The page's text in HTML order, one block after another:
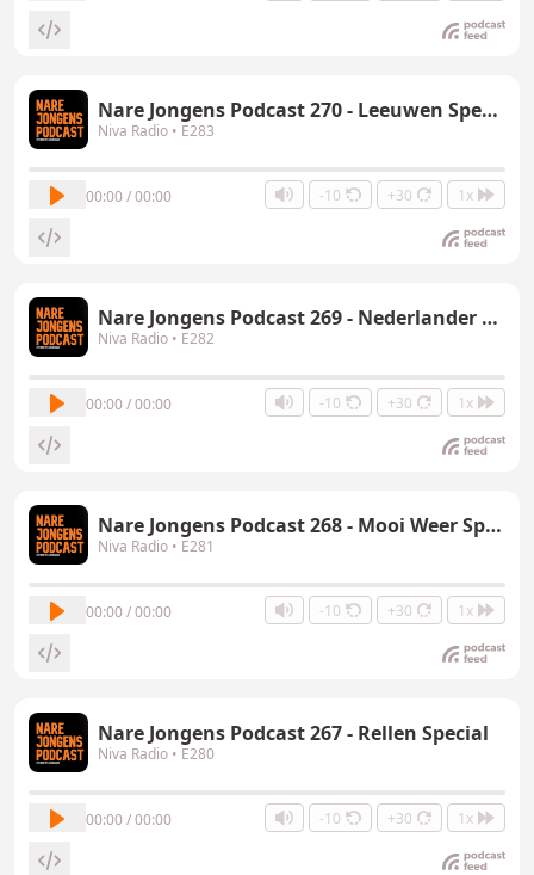
Nare Jongens Podcast 270 - Leeuwen Special
Niva Radio • E283
00:00 / 00:00 -10 +30 1x
Nare Jongens Podcast 269 - Nederlander Special
Niva Radio • E282
00:00 / 00:00 -10 +30 1x
Nare Jongens Podcast 268 - Mooi Weer Special
Niva Radio • E281
00:00 / 00:00 -10 +30 1x
Nare Jongens Podcast 267 - Rellen Special
Niva Radio • E280
00:00 / 00:00 -10 +30 1x